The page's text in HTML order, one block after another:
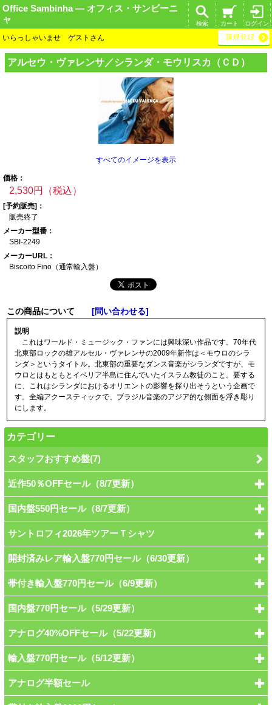
Office Sambinha ― オフィス・サンビーニ
ャ
ログイン
カート
検索
いらっしゃいませ ゲストさん 新規登録
アルセウ・ヴァレンサ／シランダ・ モウリスカ（ＣＤ ）
すべてのイメージを表示
価格：
2,530円（税込）
[予約販売]：
販売終了
メーカー型番：
SBI-2249
メーカーURL：
Biscoito Fino（通常輸入盤）
この商品について [問い合わせる]
説明
これはワールド・ミュージック・ファンには興味深い作品です。70年代
北東部ロックの雄アルセル・ヴァレンサの2009年新作は＜モウロのシラ
ンダ＞というタイトル。北東部の重要なダンス音楽がシランダですが、モ
ウロとはもともとイベリア半島に住んでいたイスラム教徒のこと。要する
に、これはシランダにおけるオリエントの影響を探り出そうという企画で
す。全編アクースティックで、ブラジル音楽のアジア的な側面を浮き彫り
にします。
カテゴリー
スタッフおすすめ盤(7)
近作50％OFFセール（8/7更新）
国内盤550円セール（8/7更新）
サントロフィ2026年ツアーＴシャツ
開封済みレア輸入盤770円セール（6/30更新）
帯付き輸入盤770円セール（6/9更新）
国内盤770円セール（5/29更新）
アナログ40%OFFセール（5/22更新）
輸入盤770円セール（5/12更新）
アナログ半額セール